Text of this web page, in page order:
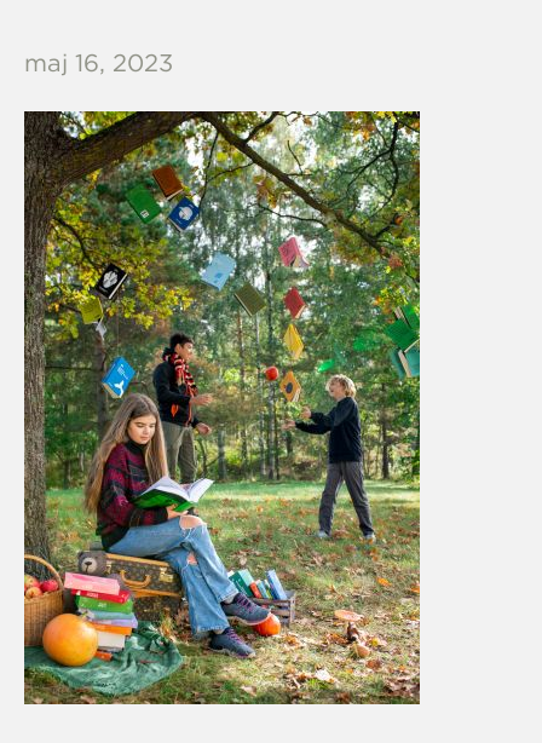
maj 16, 2023